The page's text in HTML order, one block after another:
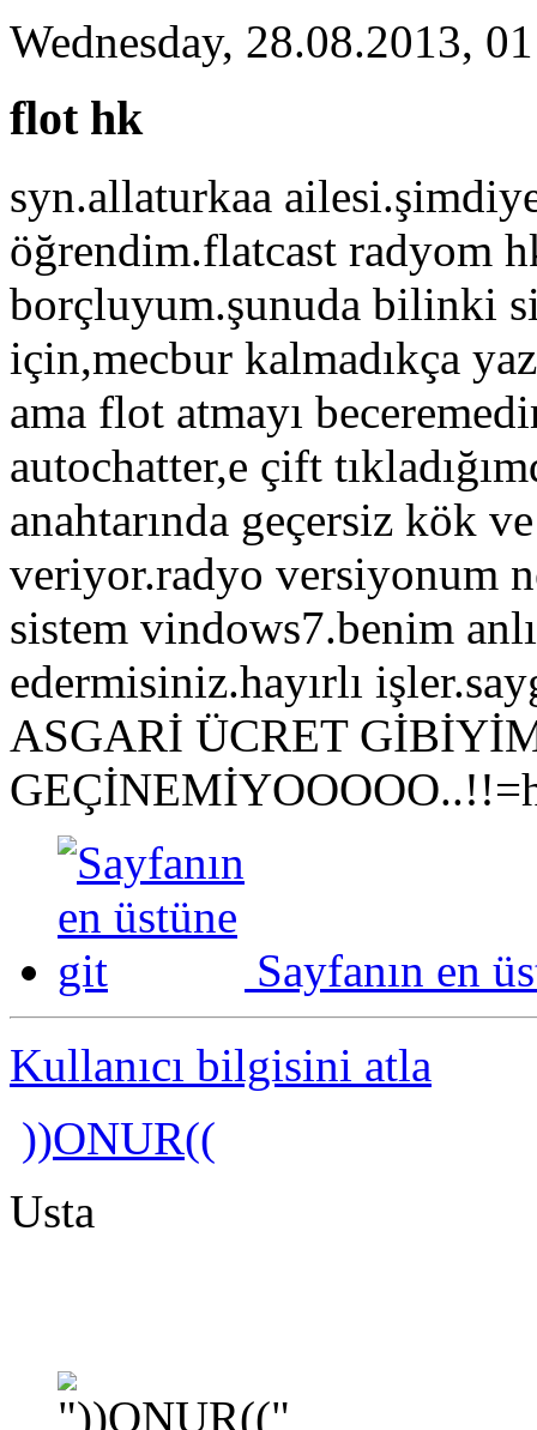
Wednesday, 28.08.2013,
flot hk
syn.allaturkaa
öğrendim.flatcast radyom
borçluyum.şunuda bilinki
için,mecbur kalmadıkça
ama flot atmayı
autochatter,e çift
anahtarında geçersiz kök
veriyor.radyo versiyonum
sistem vindows7.benim
edermisiniz.hayırlı
ASGARİ ÜCRET
Sayfanın en
Kullanıcı bilgisini atla
))ONUR((
Usta